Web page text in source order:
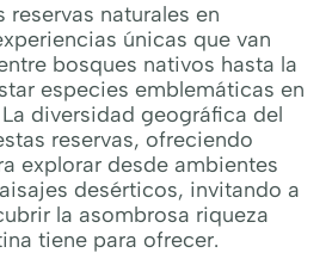
reservas naturales en
únicas que van
bosques nativos hasta la
especies emblemáticas en
diversidad geográfica del
reservas, ofreciendo
explorar desde ambientes
desérticos, invitando a
la asombrosa riqueza
tiene para ofrecer.